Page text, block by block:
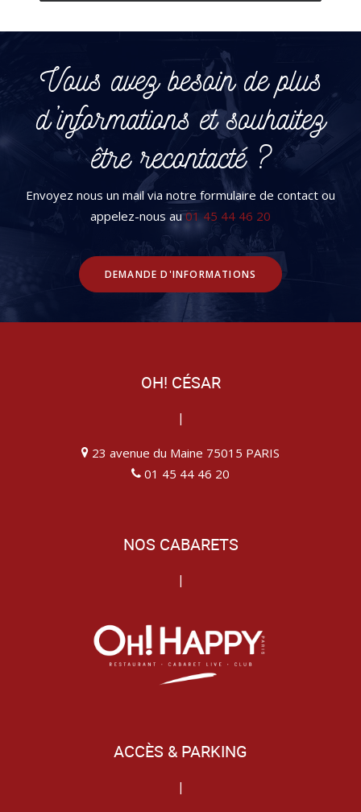
Vous avez besoin de plus
d’informations et souhaitez
être recontacté ?
Envoyez nous un mail via notre formulaire de contact ou
appelez-nous au01 45 44 46 20
DEMANDE D'INFORMATIONS
OH! CÉSAR
|
23 avenue du Maine 75015 PARIS
01 45 44 46 20
NOS CABARETS
|
ACCÈS & PARKING
|